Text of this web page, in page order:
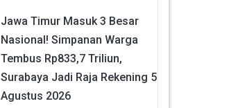
Jawa Timur Masuk 3 Besar
Nasional! Simpanan Warga
Tembus Rp833,7 Triliun,
Surabaya Jadi Raja Rekening 5
Agustus 2026